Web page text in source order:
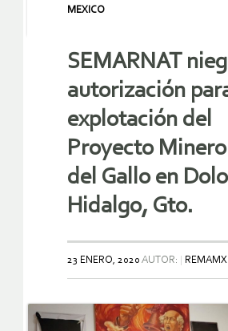
MEXICO
SEMARNAT
autorización
explotación del
Proyecto
del Gallo en
Hidalgo, Gto.
23 ENERO, 2020 AUTOR: